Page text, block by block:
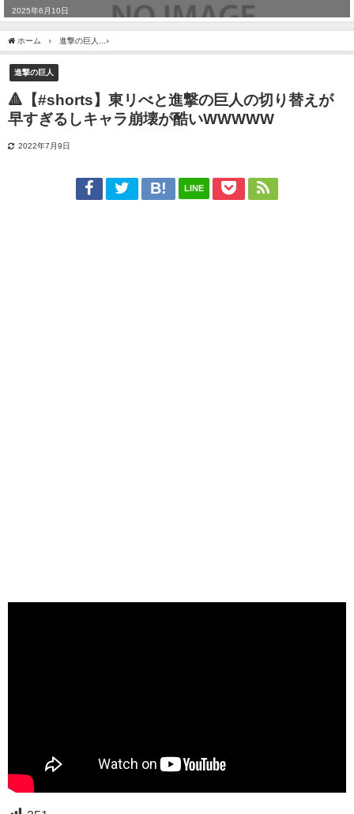
2025年6月10日
ホーム 進撃の巨人
進撃の巨人
🔺【#shorts】東リべと進撃の巨人の切り替えが
早すぎるしキャラ崩壊が酷いWWWWW
2022年7月9日
LINE